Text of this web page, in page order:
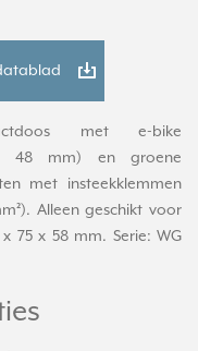
met e-bike
x 48 mm) en groene
met insteekklemmen
Alleen geschikt voor
75 x 58 mm. Serie: WG